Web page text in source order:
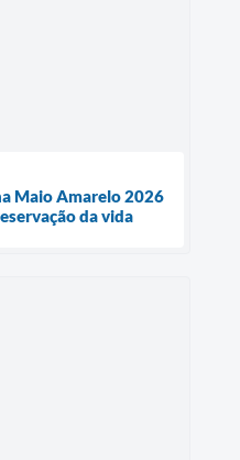
Maio Amarelo 2026
da vida